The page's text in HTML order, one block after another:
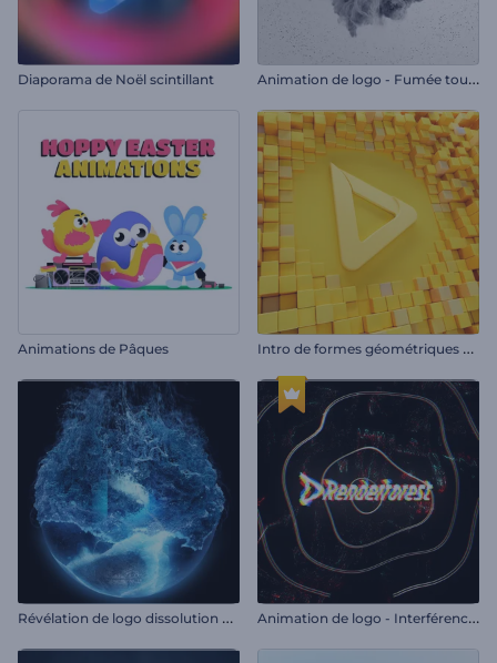
Diaporama de Noël scintillant A
nimation de logo - Fumée tournante
Animations de Pâques I
ntro de formes géométriques épurées
R
évélation de logo dissolution de glace A
nimation de logo - Interférence glitch